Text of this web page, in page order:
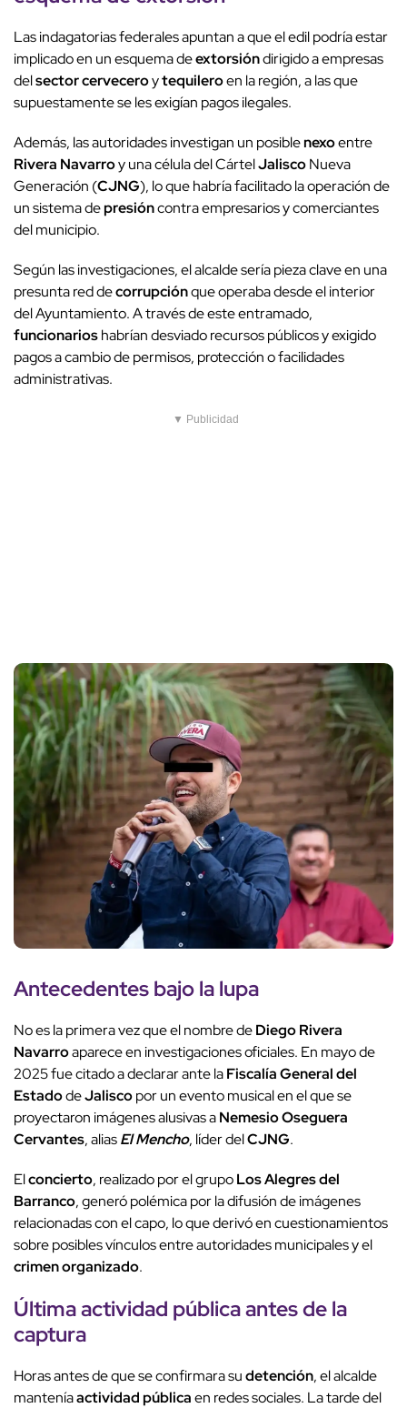
Las indagatorias federales apuntan a que el edil podría estar
implicado en un esquema deextorsióndirigido a empresas
delsector cerveceroytequileroen la región, a las que
supuestamente se les exigían pagos ilegales.
Además, las autoridades investigan un posiblenexoentre
Rivera Navarroy una célula del CártelJaliscoNueva
Generación (CJNG), lo que habría facilitado la operación de
un sistema depresióncontra empresarios y comerciantes
del municipio.
Según las investigaciones, el alcalde sería pieza clave en una
presunta red decorrupciónque operaba desde el interior
del Ayuntamiento. A través de este entramado,
funcionarioshabrían desviado recursos públicos y exigido
pagos a cambio de permisos, protección o facilidades
administrativas.
▼ Publicidad
Antecedentes bajo la lupa
No es la primera vez que el nombre deDiego Rivera
Navarroaparece en investigaciones oficiales. En mayo de
2025 fue citado a declarar ante laFiscalía General del
EstadodeJaliscopor un evento musical en el que se
proyectaron imágenes alusivas aNemesio Oseguera
Cervantes, aliasEl Mencho, líder delCJNG.
Elconcierto, realizado por el grupoLos Alegres del
Barranco, generó polémica por la difusión de imágenes
relacionadas con el capo, lo que derivó en cuestionamientos
sobre posibles vínculos entre autoridades municipales y el
crimen organizado.
Últimaactividad públicaantes de la
captura
Horas antes de que se confirmara sudetención, el alcalde
manteníaactividad públicaen redes sociales. La tarde del